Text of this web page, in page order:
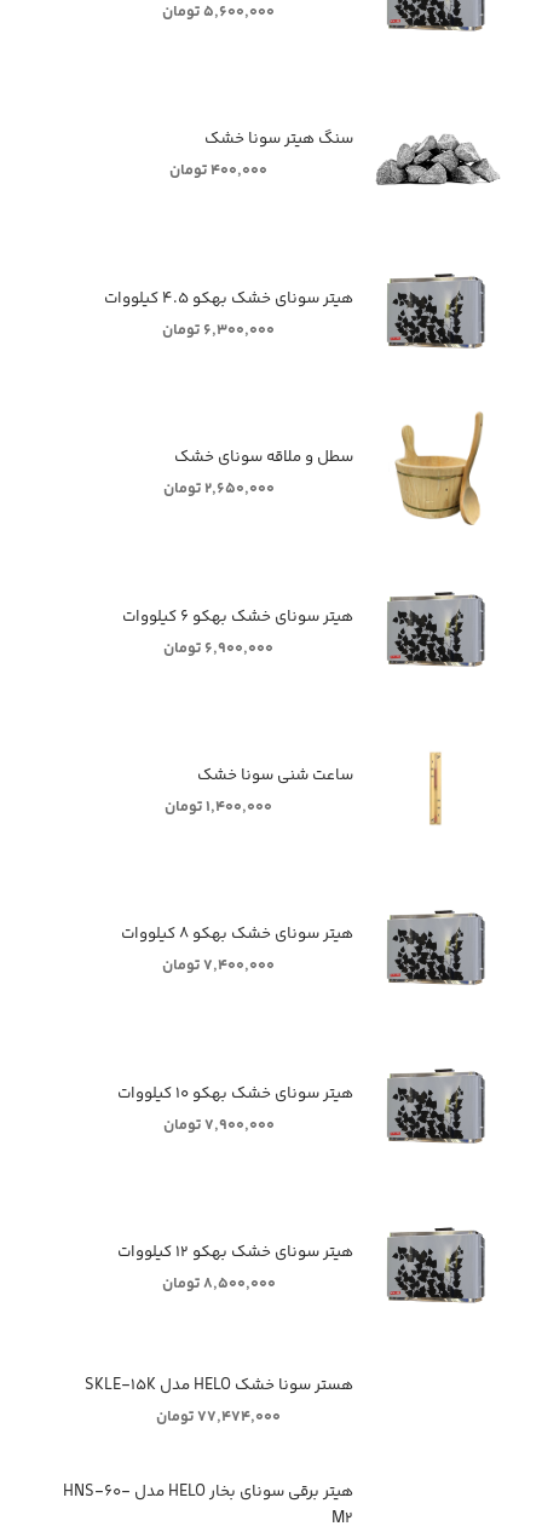
۵,۶۰۰,۰۰۰ تومان
سنگ هیتر سونا خشک
۴۰۰,۰۰۰ تومان
هیتر سونای خشک بهکو ۴.۵ کیلووات
۶,۳۰۰,۰۰۰ تومان
سطل و ملاقه سونای خشک
۲,۶۵۰,۰۰۰ تومان
هیتر سونای خشک بهکو ۶ کیلووات
۶,۹۰۰,۰۰۰ تومان
ساعت شنی سونا خشک
۱,۴۰۰,۰۰۰ تومان
هیتر سونای خشک بهکو ۸ کیلووات
۷,۴۰۰,۰۰۰ تومان
هیتر سونای خشک بهکو ۱۰ کیلووات
۷,۹۰۰,۰۰۰ تومان
هیتر سونای خشک بهکو ۱۲ کیلووات
۸,۵۰۰,۰۰۰ تومان
هستر سونا خشک HELO مدل SKLE-۱۵K
۷۷,۴۷۴,۰۰۰ تومان
هیتر برقی سونای بخار HELO مدل HNS-۶۰-
M۲